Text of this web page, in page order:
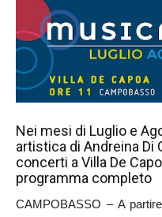
Nei mesi di Luglio e
artistica di Andreina Di
concerti a Villa De
programma completo
CAMPOBASSO – A